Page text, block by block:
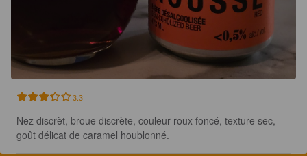
3.3
Nez discrèt, broue discrète, couleur roux foncé, texture sec,
goût délicat de caramel houblonné.